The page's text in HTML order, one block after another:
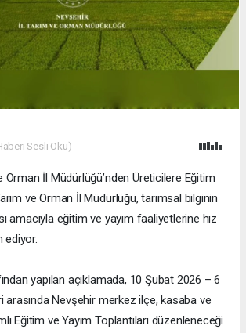
Sesli Oku)
Orman İl Müdürlüğü’nden Üreticilere Eğitim
ve Orman İl Müdürlüğü, tarımsal bilginin
amacıyla eğitim ve yayım faaliyetlerine hız
ediyor.
yapılan açıklamada, 10 Şubat 2026 – 6
arasında Nevşehir merkez ilçe, kasaba ve
Eğitim ve Yayım Toplantıları düzenleneceği